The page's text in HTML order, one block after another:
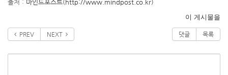
출처 : 마인드포스트(http://www.mindpost.co.kr)
이 게시물을
PREV NEXT 댓글 목록